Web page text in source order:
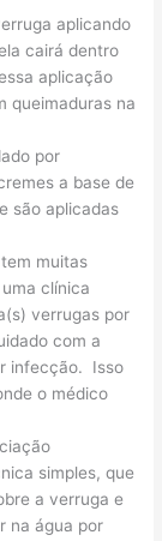
aplicando
cairá dentro
aplicação
queimaduras na
por
a base de
são aplicadas
muitas
clínica
verrugas por
com a
infecção. Isso
o médico
simples, que
a verruga e
na água por